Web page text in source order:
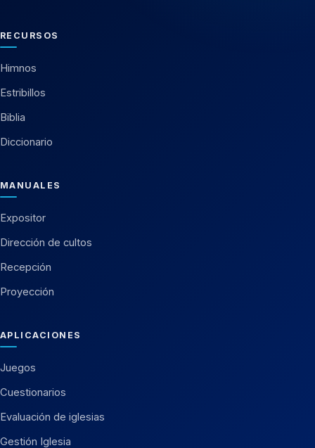
RECURSOS
Himnos
Estribillos
Biblia
Diccionario
MANUALES
Expositor
Dirección de cultos
Recepción
Proyección
APLICACIONES
Juegos
Cuestionarios
Evaluación de iglesias
Gestión Iglesia